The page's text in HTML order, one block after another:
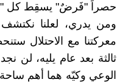
حصراً "فَرضٌ" يسقِط كل
ومن يدري، لعلنا
معركتنا مع الاحتلال
ثالثة بعد عام يليه، لن
الوعي وكيّه هما أهم